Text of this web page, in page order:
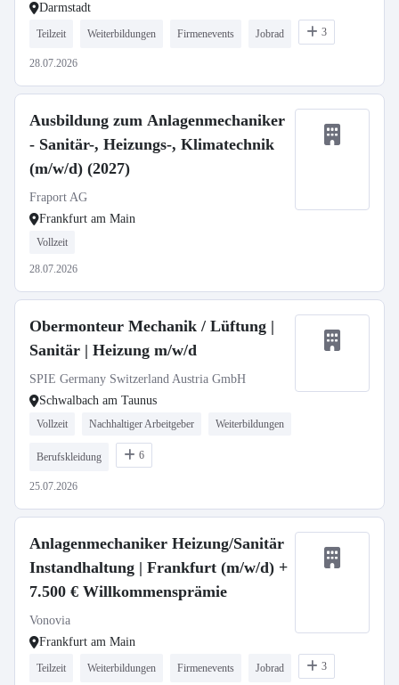
Darmstadt
Teilzeit Weiterbildungen Firmenevents Jobrad 3
28.07.2026
Ausbildung zum Anlagenmechaniker
- Sanitär-, Heizungs-, Klimatechnik
(m/w/d) (2027)
Fraport AG
Frankfurt am Main
Vollzeit
28.07.2026
Obermonteur Mechanik / Lüftung |
Sanitär | Heizung m/w/d
SPIE Germany Switzerland Austria GmbH
Schwalbach am Taunus
Vollzeit Nachhaltiger Arbeitgeber Weiterbildungen
Berufskleidung 6
25.07.2026
Anlagenmechaniker Heizung/Sanitär
Instandhaltung | Frankfurt (m/w/d) +
7.500 € Willkommensprämie
Vonovia
Frankfurt am Main
Teilzeit Weiterbildungen Firmenevents Jobrad 3